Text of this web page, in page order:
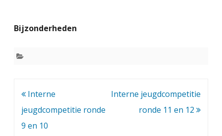
i
n
Bijzonderheden
Bericht
navigatie
Interne
jeugdcompetitie ronde
9 en 10
Interne jeugdcompetitie
ronde 11 en 12